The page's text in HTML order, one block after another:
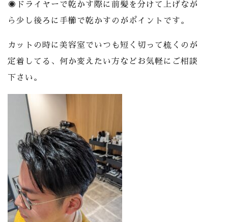
◉ドライヤーで乾かす際に前髪を分けて上げなが
ら少し後ろに手櫛で乾かすのがポイントです。
カットの時に美容室でいつも短く切って梳くのが
定着してる、何か変えたい方などお気軽にご相談
下さい。